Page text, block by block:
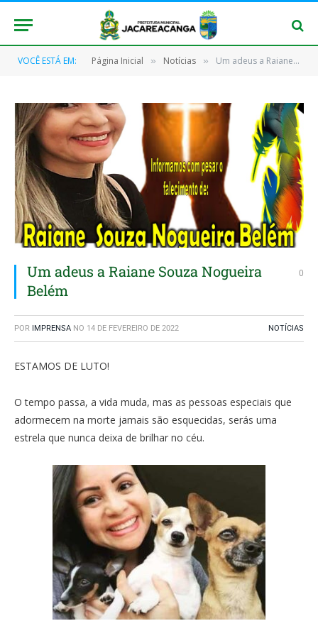
VOCÊ ESTÁ EM: Página Inicial » Notícias » Um adeus a Raiane Souza Nogueira Belém
Um adeus a Raiane Souza Nogueira
Belém
0
POR IMPRENSA NO 14 DE FEVEREIRO DE 2022 NOTÍCIAS
ESTAMOS DE LUTO!
O tempo passa, a vida muda, mas as pessoas especiais que
adormecem na morte jamais são esquecidas, serás uma
estrela que nunca deixa de brilhar no céu.